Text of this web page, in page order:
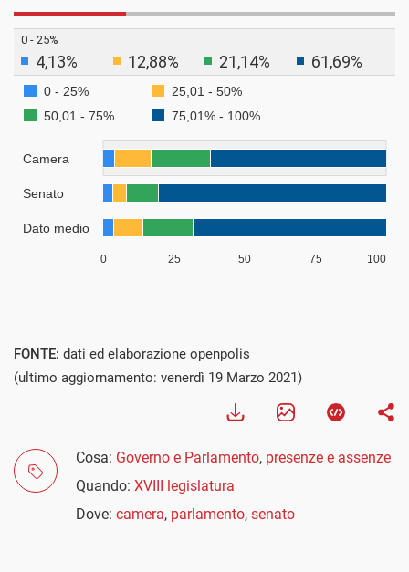
FONTE: dati ed elaborazione openpolis
(ultimo aggiornamento: venerdì 19 Marzo 2021)
Cosa: Governo e Parlamento, presenze e assenze
Quando: XVIII legislatura
Dove: camera, parlamento, senato